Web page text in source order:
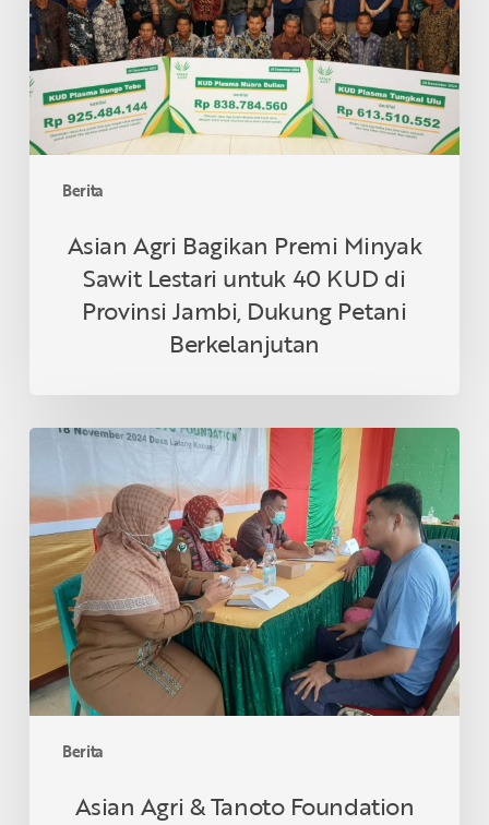
Berita
Sawit
Lestari
untuk
40
KUD
di
Dukung
Petani
Berkelanjutan
Asian Agri Bagikan Premi Minyak
Sawit Lestari untuk 40 KUD di
Provinsi Jambi, Dukung Petani
Berkelanjutan
Berita
Asian
&
Tanoto
Foundation
Gelar
Sehat
Bersama
Desa
Lalang
Kabung,
Asian Agri & Tanoto Foundation